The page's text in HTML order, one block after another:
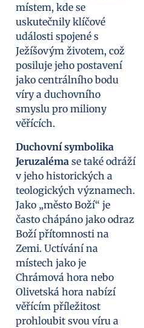
místem, kde se
uskutečnily klíčové
události spojené s
Ježíšovým životem, což
posiluje jeho postavení
jako centrálního bodu
víry a duchovního
smyslu pro miliony
věřících.
Duchovní symbolika
Jeruzaléma se také odráží
v jeho historických a
teologických významech.
Jako „město Boží“ je
často chápáno jako odraz
Boží přítomnosti na
Zemi. Uctívání na
místech jako je
Chrámová hora nebo
Olivetská hora nabízí
věřícím příležitost
prohloubit svou víru a